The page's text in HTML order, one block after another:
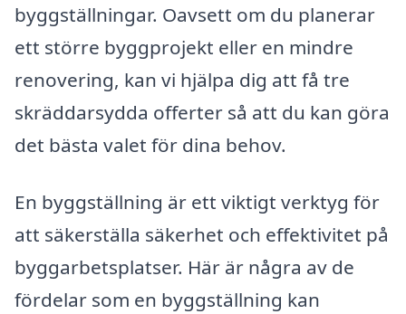
byggställningar. Oavsett om du planerar
ett större byggprojekt eller en mindre
renovering, kan vi hjälpa dig att få tre
skräddarsydda offerter så att du kan göra
det bästa valet för dina behov.
En byggställning är ett viktigt verktyg för
att säkerställa säkerhet och effektivitet på
byggarbetsplatser. Här är några av de
fördelar som en byggställning kan